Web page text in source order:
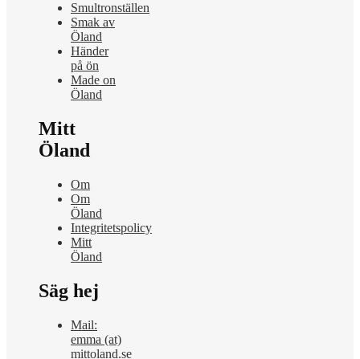
Smultronställen
Smak av
Öland
Händer
på ön
Made on
Öland
Mitt
Öland
Om
Om
Öland
Integritetspolicy
Mitt
Öland
Säg hej
Mail:
emma (at)
mittoland.se